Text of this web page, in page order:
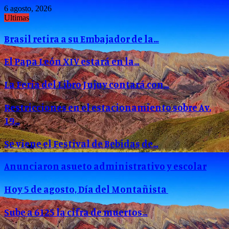
6 agosto, 2026
Ultimas
Brasil retira a su Embajador de la…
El Papa León XIV estará en la…
La Feria del Libro Jujuy contará con…
Restricciones en el estacionamiento sobre Av.
19…
Se viene el Festival de Bebidas de…
Anunciaron asueto administrativo y escolar
Hoy 5 de agosto, Día del Montañista
Sube a 6125 la cifra de muertos…